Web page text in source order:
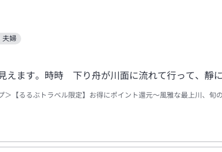
夫婦
えます。時時 下り舟が川面に流れて行って、
＞【るるぶトラベル限定】お得にポイント還元～風雅な最上川、旬